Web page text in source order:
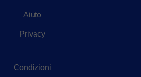
Aiuto
Privacy
Condizioni